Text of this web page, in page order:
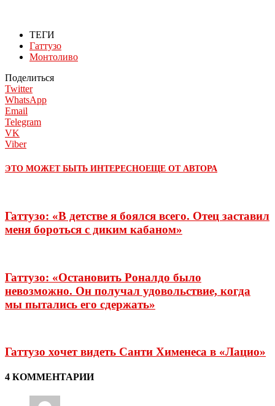
ТЕГИ
Гаттузо
Монтоливо
Поделиться
Twitter
WhatsApp
Email
Telegram
VK
Viber
ЭТО МОЖЕТ БЫТЬ ИНТЕРЕСНОЕЩЕ ОТ АВТОРА
Гаттузо: «В детстве я боялся всего. Отец заставил
меня бороться с диким кабаном»
Гаттузо: «Остановить Роналдо было
невозможно. Он получал удовольствие, когда
мы пытались его сдержать»
Гаттузо хочет видеть Санти Хименеса в «Лацио»
4 КОММЕНТАРИИ